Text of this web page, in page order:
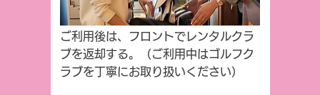
ご利用後は、フロントでレンタルクラ
ブを返却する。（ご利用中はゴルフク
ラブを丁寧にお取り扱いください）